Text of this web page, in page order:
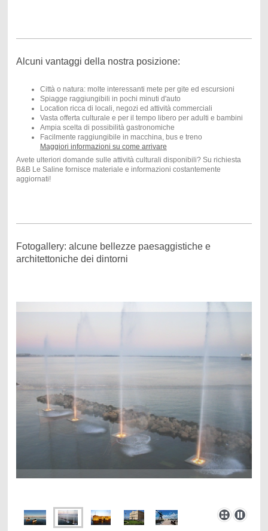
Alcuni vantaggi della nostra posizione:
Città o natura: molte interessanti mete per gite ed escursioni
Spiagge raggiungibili in pochi minuti d'auto
Location ricca di locali, negozi ed attività commerciali
Vasta offerta culturale e per il tempo libero per adulti e bambini
Ampia scelta di possibilità gastronomiche
Facilmente raggiungibile in macchina, bus e treno
Maggiori informazioni su come arrivare
Avete ulteriori domande sulle attività culturali disponibili? Su richiesta
B&B Le Saline fornisce materiale e informazioni costantemente
aggiornati!
Fotogallery: alcune bellezze paesaggistiche e
architettoniche dei dintorni